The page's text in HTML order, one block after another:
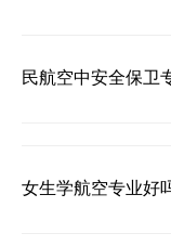
民航空中安全保卫
女生学航空专业好